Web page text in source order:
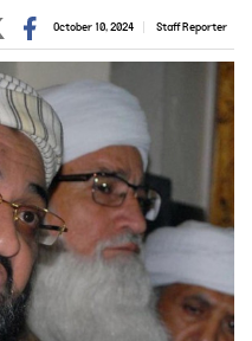
Staff Reporter
October 10, 2024